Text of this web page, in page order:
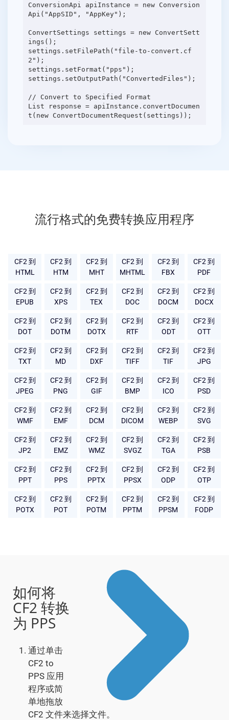
ConversionApi apiInstance = new Conversion
Api("AppSID", "AppKey");
ConvertSettings settings = new ConvertSett
ings();
settings.setFilePath("file-to-convert.cf
2");
settings.setFormat("pps");
settings.setOutputPath("ConvertedFiles");
// Convert to Specified Format
List response = apiInstance.convertDocumen
流行格式的免费转换应用程序
CF2 到
HTML
CF2 到
HTM
CF2 到
MHT
CF2 到
MHTML
CF2 到
FBX
CF2 到
PDF
CF2 到
EPUB
CF2 到
XPS
CF2 到
TEX
CF2 到
DOC
CF2 到
DOCM
CF2 到
DOCX
CF2 到
DOT
CF2 到
DOTM
CF2 到
DOTX
CF2 到
RTF
CF2 到
ODT
CF2 到
OTT
CF2 到
TXT
CF2 到
MD
CF2 到
DXF
CF2 到
TIFF
CF2 到
TIF
CF2 到
JPG
CF2 到
JPEG
CF2 到
PNG
CF2 到
GIF
CF2 到
BMP
CF2 到
ICO
CF2 到
PSD
CF2 到
WMF
CF2 到
EMF
CF2 到
DCM
CF2 到
DICOM
CF2 到
WEBP
CF2 到
SVG
CF2 到
JP2
CF2 到
EMZ
CF2 到
WMZ
CF2 到
SVGZ
CF2 到
TGA
CF2 到
PSB
CF2 到
PPT
CF2 到
PPS
CF2 到
PPTX
CF2 到
PPSX
CF2 到
ODP
CF2 到
OTP
CF2 到
POTX
CF2 到
POT
CF2 到
POTM
CF2 到
PPTM
CF2 到
PPSM
CF2 到
FODP
如何将
CF2 转换
为 PPS
通过单击
CF2 to
PPS 应用
程序或简
单地拖放
CF2 文件来选择文件。